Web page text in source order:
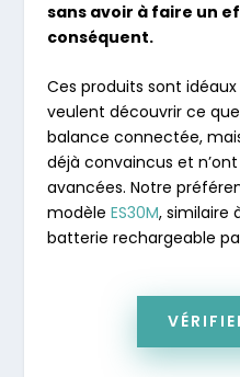
sans avoir à faire un
conséquent.
Ces produits sont
veulent découvrir ce
balance connectée,
déjà convaincus et
avancées. Notre
modèle ES30M, similaire
batterie rechargeable par